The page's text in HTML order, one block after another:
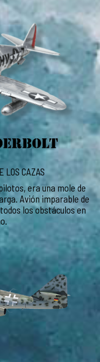
LOS CAZAS
era una mole de
Avión imparable de
los obstáculos en